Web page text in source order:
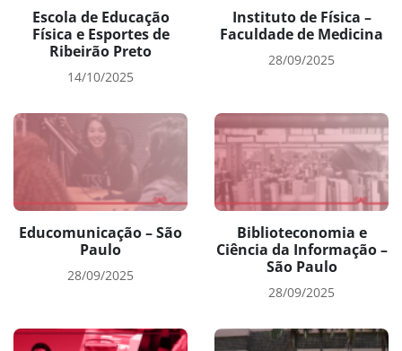
Escola de Educação
Física e Esportes de
Ribeirão Preto
14/10/2025
Instituto de Física –
Faculdade de Medicina
28/09/2025
Educomunicação – São
Paulo
28/09/2025
Biblioteconomia e
Ciência da Informação –
São Paulo
28/09/2025